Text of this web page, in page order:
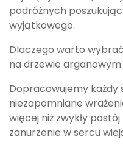
podróżnych
wyjątkowego.
Dlaczego warto
na drzewie arganowym
Dopracowujemy każdy
niezapomniane
więcej niż zwykły
zanurzenie w sercu